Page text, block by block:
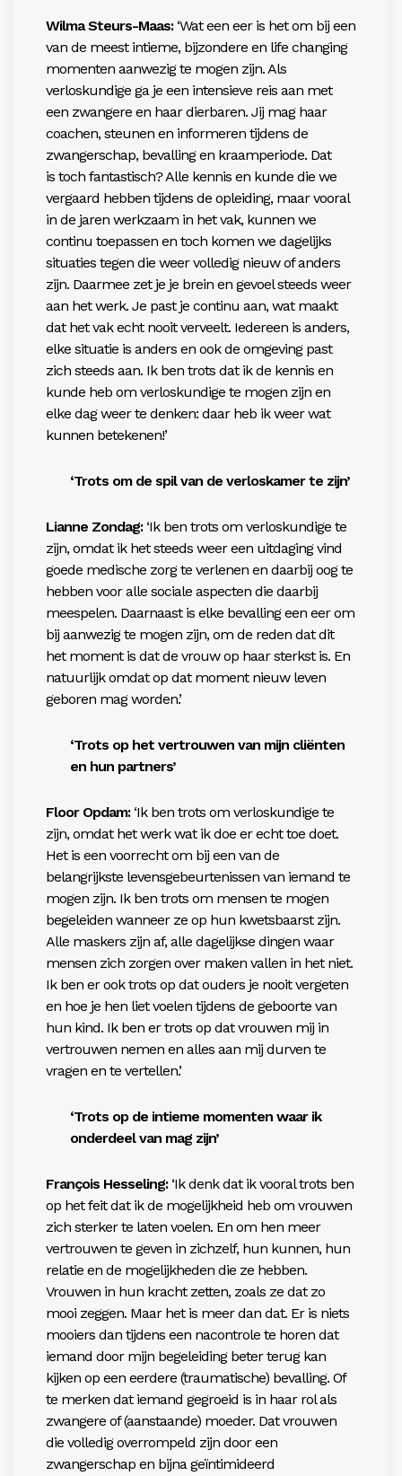
Wilma Steurs-Maas:‘Wat een eer is het om bij een
van de meest intieme, bijzondere en life changing
momenten aanwezig te mogen zijn. Als
verloskundige ga je een intensieve reis aan met
een zwangere en haar dierbaren. Jij mag haar
coachen, steunen en informeren tijdens de
zwangerschap, bevalling en kraamperiode. Dat
is toch fantastisch? Alle kennis en kunde die we
vergaard hebben tijdens de opleiding, maar vooral
in de jaren werkzaam in het vak, kunnen we
continu toepassen en toch komen we dagelijks
situaties tegen die weer volledig nieuw of anders
zijn. Daarmee zet je je brein en gevoel steeds weer
aan het werk. Je past je continu aan, wat maakt
dat het vak echt nooit verveelt. Iedereen is anders,
elke situatie is anders en ook de omgeving past
zich steeds aan. Ik ben trots dat ik de kennis en
kunde heb om verloskundige te mogen zijn en
elke dag weer te denken: daar heb ik weer wat
kunnen betekenen!’
‘Trots om de spil van de verloskamer te zijn’
Lianne Zondag:‘Ik ben trots om verloskundige te
zijn, omdat ik het steeds weer een uitdaging vind
goede medische zorg te verlenen en daarbij oog te
hebben voor alle sociale aspecten die daarbij
meespelen. Daarnaast is elke bevalling een eer om
bij aanwezig te mogen zijn, om de reden dat dit
het moment is dat de vrouw op haar sterkst is. En
natuurlijk omdat op dat moment nieuw leven
geboren mag worden.’
‘Trots op het vertrouwen van mijn cliënten
en hun partners’
Floor Opdam:‘Ik ben trots om verloskundige te
zijn, omdat het werk wat ik doe er echt toe doet.
Het is een voorrecht om bij een van de
belangrijkste levensgebeurtenissen van iemand te
mogen zijn. Ik ben trots om mensen te mogen
begeleiden wanneer ze op hun kwetsbaarst zijn.
Alle maskers zijn af, alle dagelijkse dingen waar
mensen zich zorgen over maken vallen in het niet.
Ik ben er ook trots op dat ouders je nooit vergeten
en hoe je hen liet voelen tijdens de geboorte van
hun kind. Ik ben er trots op dat vrouwen mij in
vertrouwen nemen en alles aan mij durven te
vragen en te vertellen.’
‘Trots op de intieme momenten waar ik
onderdeel van mag zijn’
François Hesseling:‘Ik denk dat ik vooral trots ben
op het feit dat ik de mogelijkheid heb om vrouwen
zich sterker te laten voelen. En om hen meer
vertrouwen te geven in zichzelf, hun kunnen, hun
relatie en de mogelijkheden die ze hebben.
Vrouwen in hun kracht zetten, zoals ze dat zo
mooi zeggen. Maar het is meer dan dat. Er is niets
mooiers dan tijdens een nacontrole te horen dat
iemand door mijn begeleiding beter terug kan
kijken op een eerdere (traumatische) bevalling. Of
te merken dat iemand gegroeid is in haar rol als
zwangere of (aanstaande) moeder. Dat vrouwen
die volledig overrompeld zijn door een
zwangerschap en bijna geïntimideerd